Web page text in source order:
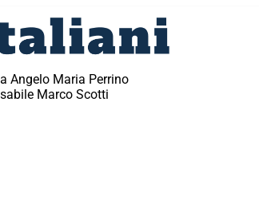
Angelo Maria Perrino
Marco Scotti